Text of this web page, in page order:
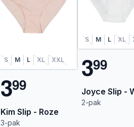
S M L XL XXL
399
Kim Slip - Roze
3-pak
S M L XL
399
Joyce Slip -
2-pak